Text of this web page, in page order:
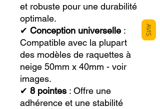
et robuste pour une durabilité
optimale.
✔ Conception universelle :
Compatible avec la plupart
des modèles de raquettes à
neige 50mm x 40mm - voir
images.
✔ 8 pointes : Offre une
adhérence et une stabilité
AVIS